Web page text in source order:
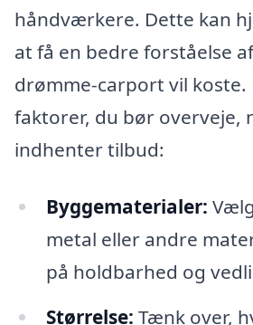
håndværkere. Dette kan
at få en bedre forståelse
drømme-carport vil koste.
faktorer, du bør overveje,
indhenter tilbud:
Byggematerialer:
metal eller andre
på holdbarhed og
Størrelse: Tænk over,